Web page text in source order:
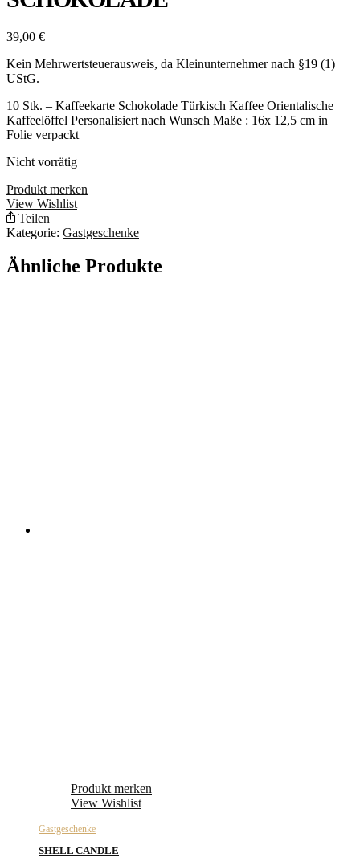
39,00 €
Kein Mehrwertsteuerausweis, da Kleinunternehmer nach §19 (1)
UStG.
10 Stk. – Kaffeekarte Schokolade Türkisch Kaffee Orientalische
Kaffeelöffel Personalisiert nach Wunsch Maße : 16x 12,5 cm in
Folie verpackt
Nicht vorrätig
Produkt merken
View Wishlist
Teilen
Kategorie: Gastgeschenke
Ähnliche Produkte
Produkt merken
View Wishlist
Gastgeschenke
SHELL CANDLE